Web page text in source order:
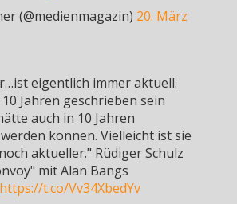
(@medienmagazin) 20. März
eigentlich immer aktuell.
Jahren geschrieben sein
auch in 10 Jahren
können. Vielleicht ist sie
aktueller." Rüdiger Schulz
mit Alan Bangs
https://t.co/Vv34XbedYv